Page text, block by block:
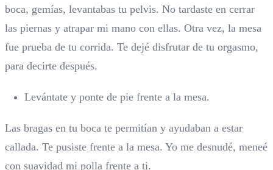
boca, gemías, levantabas tu pelvis. No tardaste en cerrar
las piernas y atrapar mi mano con ellas. Otra vez, la mesa
fue prueba de tu corrida. Te dejé disfrutar de tu orgasmo,
para decirte después.
Levántate y ponte de pie frente a la mesa.
Las bragas en tu boca te permitían y ayudaban a estar
callada. Te pusiste frente a la mesa. Yo me desnudé, meneé
con suavidad mi polla frente a ti.